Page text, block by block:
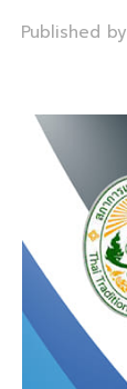
Published by